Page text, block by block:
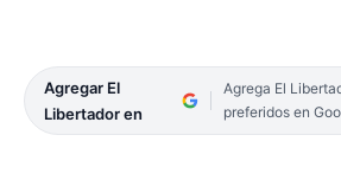
Agregar El
Libertador en
Agrega El
preferidos en